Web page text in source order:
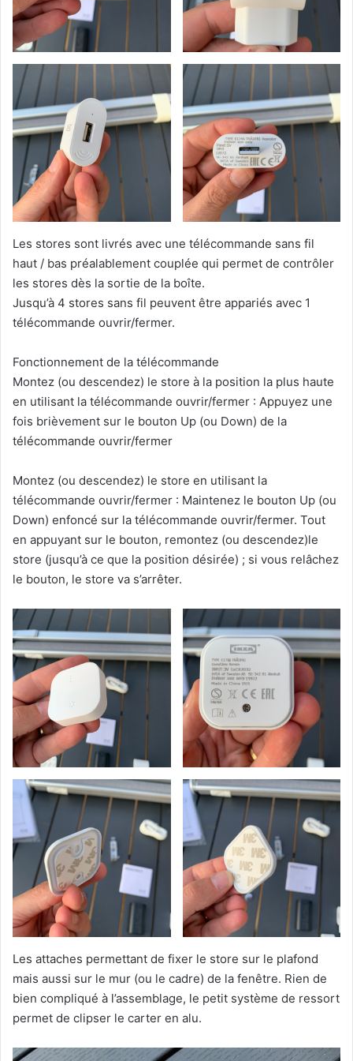
Les stores sont livrés avec une télécommande sans fil
haut / bas préalablement couplée qui permet de contrôler
les stores dès la sortie de la boîte.
Jusqu’à 4 stores sans fil peuvent être appariés avec 1
télécommande ouvrir/fermer.
Fonctionnement de la télécommande
Montez (ou descendez) le store à la position la plus haute
en utilisant la télécommande ouvrir/fermer : Appuyez une
fois brièvement sur le bouton Up (ou Down) de la
télécommande ouvrir/fermer
Montez (ou descendez) le store en utilisant la
télécommande ouvrir/fermer : Maintenez le bouton Up (ou
Down) enfoncé sur la télécommande ouvrir/fermer. Tout
en appuyant sur le bouton, remontez (ou descendez)le
store (jusqu’à ce que la position désirée) ; si vous relâchez
le bouton, le store va s’arrêter.
Les attaches permettant de fixer le store sur le plafond
mais aussi sur le mur (ou le cadre) de la fenêtre. Rien de
bien compliqué à l’assemblage, le petit système de ressort
permet de clipser le carter en alu.